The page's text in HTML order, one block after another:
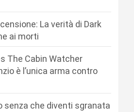
La verità di Dark
ai morti
The Cabin Watcher
è l’unica arma contro
senza che diventi sgranata